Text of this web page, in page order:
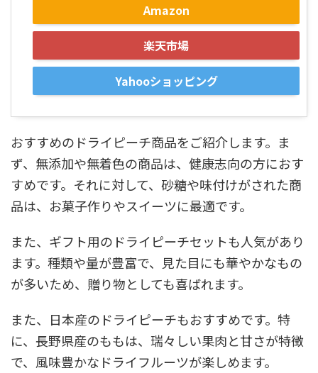
Amazon
楽天市場
Yahooショッピング
おすすめのドライピーチ商品をご紹介します。ま
ず、無添加や無着色の商品は、健康志向の方におす
すめです。それに対して、砂糖や味付けがされた商
品は、お菓子作りやスイーツに最適です。
また、ギフト用のドライピーチセットも人気があり
ます。種類や量が豊富で、見た目にも華やかなもの
が多いため、贈り物としても喜ばれます。
また、日本産のドライピーチもおすすめです。特
に、長野県産のももは、瑞々しい果肉と甘さが特徴
で、風味豊かなドライフルーツが楽しめます。